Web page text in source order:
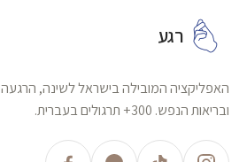
רגע
האפליקציה המובילה בישראל לשינה, הרגעה
ובריאות הנפש. 300+ תרגולים בעברית.